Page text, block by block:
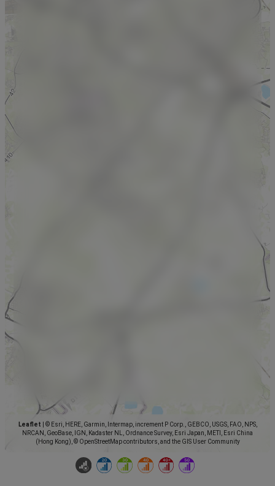
Leaflet
© Esri, HERE, Garmin, Intermap, increment P Corp., GEBCO, USGS, FAO, NPS,
NRCAN, GeoBase, IGN, Kadaster NL, Ordnance Survey, Esri Japan, METI, Esri China
(Hong Kong), © OpenStreetMap contributors, and the GIS User Community